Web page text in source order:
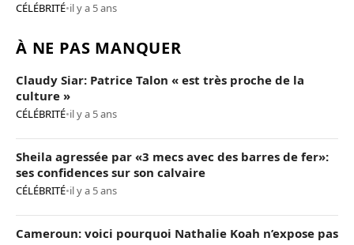
CÉLÉBRITÉ•il y a 5 ans
À NE PAS MANQUER
Claudy Siar: Patrice Talon « est très proche de la
culture »
CÉLÉBRITÉ•il y a 5 ans
Sheila agressée par «3 mecs avec des barres de fer»:
ses confidences sur son calvaire
CÉLÉBRITÉ•il y a 5 ans
Cameroun: voici pourquoi Nathalie Koah n’expose pas